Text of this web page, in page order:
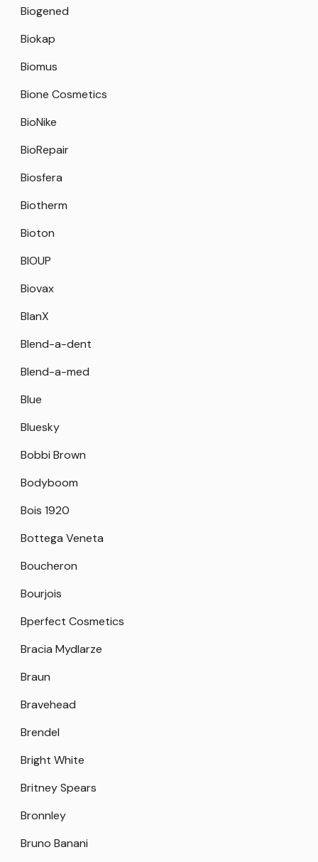
Biogened
Biokap
Biomus
Bione Cosmetics
BioNike
BioRepair
Biosfera
Biotherm
Bioton
BIOUP
Biovax
BlanX
Blend-a-dent
Blend-a-med
Blue
Bluesky
Bobbi Brown
Bodyboom
Bois 1920
Bottega Veneta
Boucheron
Bourjois
Bperfect Cosmetics
Bracia Mydlarze
Braun
Bravehead
Brendel
Bright White
Britney Spears
Bronnley
Bruno Banani